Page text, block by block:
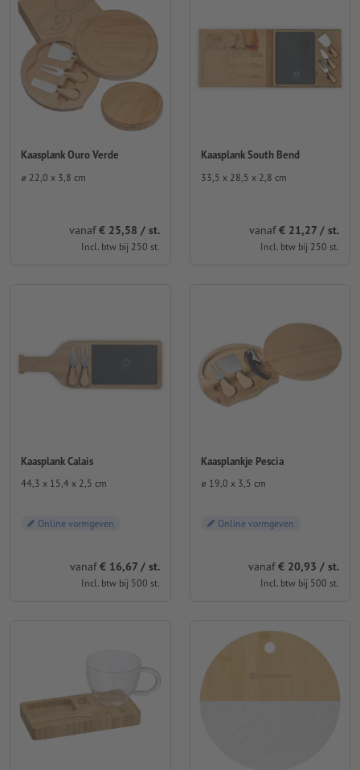
Kaasplank Ouro Verde
⌀ 22,0 x 3,8 cm
vanaf€ 25,58 / st.
Incl. btw bij 250 st.
Kaasplank South Bend
33,5 x 28,5 x 2,8 cm
vanaf€ 21,27 / st.
Incl. btw bij 250 st.
Kaasplank Calais
44,3 x 15,4 x 2,5 cm
Online vormgeven
vanaf€ 16,67 / st.
Incl. btw bij 500 st.
Kaasplankje Pescia
⌀ 19,0 x 3,5 cm
Online vormgeven
vanaf€ 20,93 / st.
Incl. btw bij 500 st.